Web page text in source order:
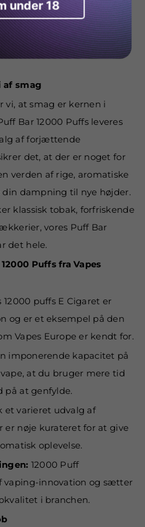
designet til at opfylde
der ønsker udvidede
kvalitet uden at gå
af smag
vi, at smag er kernen i
Bar 12000 Puffs leveres
af forjættende
det, at der er noget for
verden af rige, aromatiske
dampning til nye højder.
klassisk tobak, forfriskende
vores Puff Bar
det hele.
Puffs fra Vapes
12000 puffs E Cigaret er
og er et eksempel på den
Vapes Europe er kendt for.
imponerende kapacitet på
at du bruger mere tid
på at genfylde.
et varieret udvalg af
er nøje kurateret for at give
oplevelse.
12000 Puff
vaping-innovation og sætter
i branchen.
under 18